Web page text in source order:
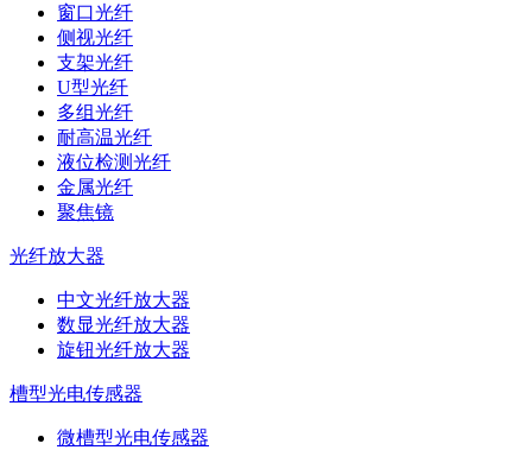
窗口光纤
侧视光纤
支架光纤
U型光纤
多组光纤
耐高温光纤
液位检测光纤
金属光纤
聚焦镜
光纤放大器
中文光纤放大器
数显光纤放大器
旋钮光纤放大器
槽型光电传感器
微槽型光电传感器